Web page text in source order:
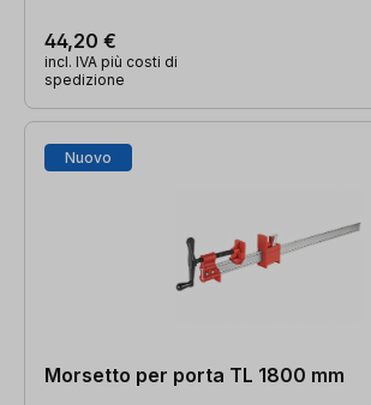
44,20 €
incl. IVA più costi di
spedizione
Nuovo
Morsetto per porta TL 1800 mm